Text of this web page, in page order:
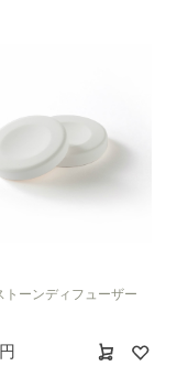
トーンディフューザー